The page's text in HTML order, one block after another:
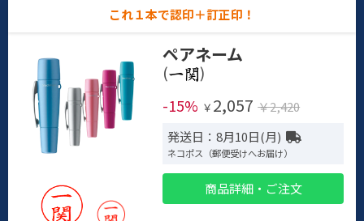
これ１本で認印＋訂正印！
ペアネーム
(
)
-15% ￥ 2,057 ￥2,420
発送日：8月10日(月)
ネコポス（郵便受けへお届け）
商品詳細・ご注文